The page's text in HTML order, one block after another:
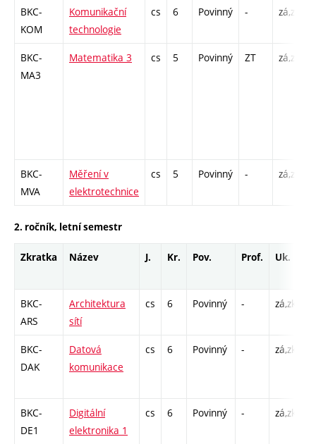
BKC-
KOM
Komunikační
technologie
cs 6 Povinný - zá,zk
BKC-
MA3
Matematika 3 cs 5 Povinný ZT zá,zk
BKC-
MVA
Měření v
elektrotechnice
cs 5 Povinný - zá,zk
2. ročník, letní semestr
Zkratka Název J. Kr. Pov. Prof. Uk.
BKC-
ARS
Architektura
sítí
cs 6 Povinný - zá,zk
BKC-
DAK
Datová
komunikace
cs 6 Povinný - zá,zk
BKC-
DE1
Digitální
elektronika 1
cs 6 Povinný - zá,zk